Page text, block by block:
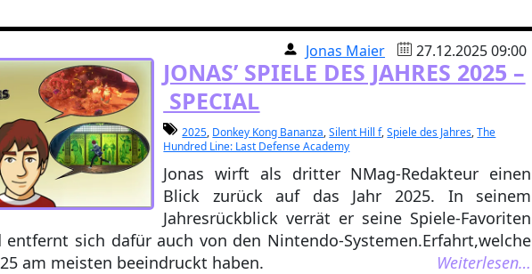
Jonas Maier 27.12.2025 09:00
JONAS’ SPIELE DES JAHRES 2025 –
SPECIAL
2025, Donkey Kong Bananza,Silent Hill f,Spiele des Jahres,The
Hundred Line: Last Defense Academy
Jonas wirft als dritter NMag-Redakteur einen
Blick zurück auf das Jahr 2025. In seinem
Jahresrückblick verrät er seine Spiele-Favoriten
entfernt sich dafür auch von den Nintendo-Systemen.Erfahrt,welche
am meisten beeindruckt haben.
Weiterlesen…